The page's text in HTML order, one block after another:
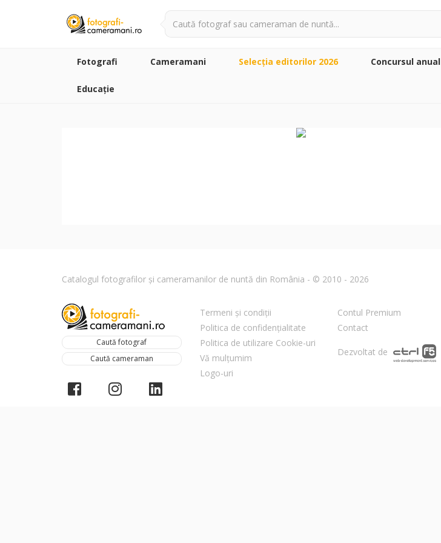
Fotografi Cameramani Selecţia editorilor 2026 Concursul anual
Educație
Catalogul fotografilor și cameramanilor de nuntă din România - © 2010 - 2026
Caută fotograf
Caută cameraman
Termeni și condiții
Politica de confidențialitate
Politica de utilizare Cookie-uri
Vă mulțumim
Logo-uri
Contul Premium
Contact
Dezvoltat de